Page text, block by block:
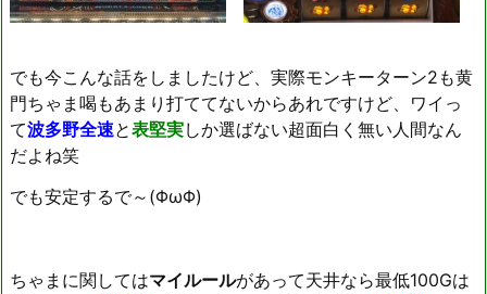
でも今こんな話をしましたけど、実際モンキーターン2も黄
門ちゃま喝もあまり打ててないからあれですけど、ワイっ
て波多野全速と表堅実しか選ばない超面白く無い人間なん
だよね笑
でも安定するで～(ΦωΦ)
ちゃまに関してはマイルールがあって天井なら最低100Gは